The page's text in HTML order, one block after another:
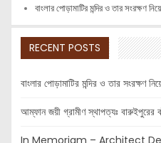
বাংলার পোড়ামাটির মন্দির ও তার সংরক্ষণ
RECENT POSTS
বাংলার পোড়ামাটির মন্দির ও তার সংরক্ষণ
আম্ফান জয়ী গ্রামীণ স্থাপত্যঃ বারুইপুরের
In Memoriam – Architect